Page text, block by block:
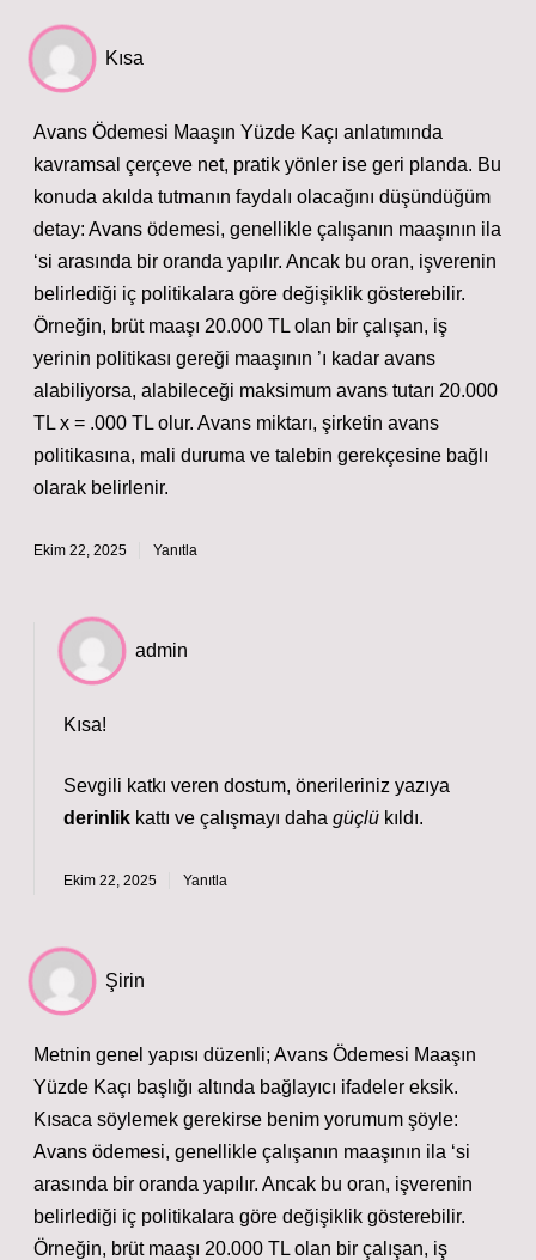
Kısa
Avans Ödemesi Maaşın Yüzde Kaçı anlatımında
kavramsal çerçeve net, pratik yönler ise geri planda. Bu
konuda akılda tutmanın faydalı olacağını düşündüğüm
detay: Avans ödemesi, genellikle çalışanın maaşının ila
‘si arasında bir oranda yapılır. Ancak bu oran, işverenin
belirlediği iç politikalara göre değişiklik gösterebilir.
Örneğin, brüt maaşı 20.000 TL olan bir çalışan, iş
yerinin politikası gereği maaşının ’ı kadar avans
alabiliyorsa, alabileceği maksimum avans tutarı 20.000
TL x = .000 TL olur. Avans miktarı, şirketin avans
politikasına, mali duruma ve talebin gerekçesine bağlı
olarak belirlenir.
Ekim 22, 2025 Yanıtla
admin
Kısa!
Sevgili katkı veren dostum, önerileriniz yazıya
derinlik kattı ve çalışmayı daha güçlü kıldı.
Ekim 22, 2025 Yanıtla
Şirin
Metnin genel yapısı düzenli; Avans Ödemesi Maaşın
Yüzde Kaçı başlığı altında bağlayıcı ifadeler eksik.
Kısaca söylemek gerekirse benim yorumum şöyle:
Avans ödemesi, genellikle çalışanın maaşının ila ‘si
arasında bir oranda yapılır. Ancak bu oran, işverenin
belirlediği iç politikalara göre değişiklik gösterebilir.
Örneğin, brüt maaşı 20.000 TL olan bir çalışan, iş